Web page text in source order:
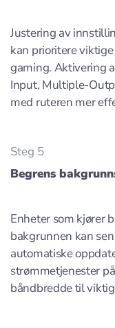
Justering av
kan prioritere
gaming. Aktivering
Input, Multiple-
med ruteren mer
Steg 5
Begrens
Enheter som kjører
bakgrunnen kan
automatiske
strømmetjenester
båndbredde til